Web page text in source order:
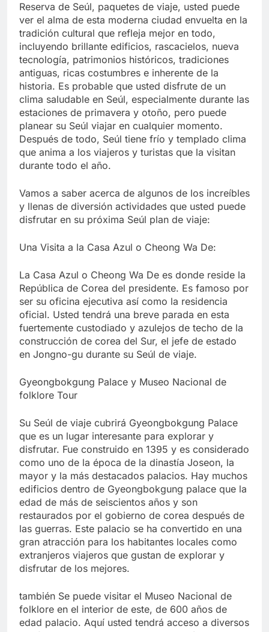
Reserva de Seúl, paquetes de viaje, usted puede
ver el alma de esta moderna ciudad envuelta en la
tradición cultural que refleja mejor en todo,
incluyendo brillante edificios, rascacielos, nueva
tecnología, patrimonios históricos, tradiciones
antiguas, ricas costumbres e inherente de la
historia. Es probable que usted disfrute de un
clima saludable en Seúl, especialmente durante las
estaciones de primavera y otoño, pero puede
planear su Seúl viajar en cualquier momento.
Después de todo, Seúl tiene frío y templado clima
que anima a los viajeros y turistas que la visitan
durante todo el año.
Vamos a saber acerca de algunos de los increíbles
y llenas de diversión actividades que usted puede
disfrutar en su próxima Seúl plan de viaje:
Una Visita a la Casa Azul o Cheong Wa De:
La Casa Azul o Cheong Wa De es donde reside la
República de Corea del presidente. Es famoso por
ser su oficina ejecutiva así como la residencia
oficial. Usted tendrá una breve parada en esta
fuertemente custodiado y azulejos de techo de la
construcción de corea del Sur, el jefe de estado
en Jongno-gu durante su Seúl de viaje.
Gyeongbokgung Palace y Museo Nacional de
folklore Tour
Su Seúl de viaje cubrirá Gyeongbokgung Palace
que es un lugar interesante para explorar y
disfrutar. Fue construido en 1395 y es considerado
como uno de la época de la dinastía Joseon, la
mayor y la más destacados palacios. Hay muchos
edificios dentro de Gyeongbokgung palace que la
edad de más de seiscientos años y son
restaurados por el gobierno de corea después de
las guerras. Este palacio se ha convertido en una
gran atracción para los habitantes locales como
extranjeros viajeros que gustan de explorar y
disfrutar de los mejores.
también Se puede visitar el Museo Nacional de
folklore en el interior de este, de 600 años de
edad palacio. Aquí usted tendrá acceso a diversos